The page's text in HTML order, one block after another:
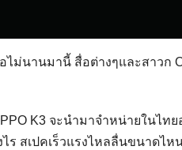
ไม่นานมานี้ สื่อต่างๆและสาวก
K3 จะนำมาจำหน่ายในไ
ร สเปคเร็วแรงไหลลื่นขนาด